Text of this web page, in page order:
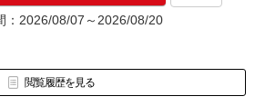
：2026/08/07～2026/08/20
閲覧履歴を見る